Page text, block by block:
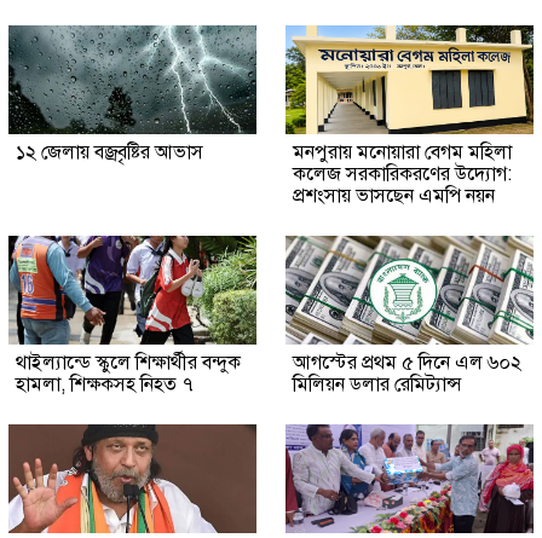
১২ জেলায় বজ্রবৃষ্টির আভাস
মনপুরায় মনোয়ারা বেগম মহিলা
কলেজ সরকারিকরণের উদ্যোগ:
প্রশংসায় ভাসছেন এমপি নয়ন
থাইল্যান্ডে স্কুলে শিক্ষার্থীর বন্দুক
হামলা, শিক্ষকসহ নিহত ৭
আগস্টের প্রথম ৫ দিনে এল ৬০২
মিলিয়ন ডলার রেমিট্যান্স